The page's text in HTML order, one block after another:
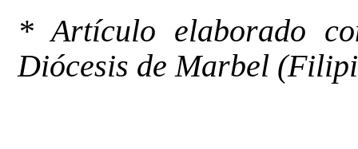
* Artículo elaborado
Diócesis de Marbel